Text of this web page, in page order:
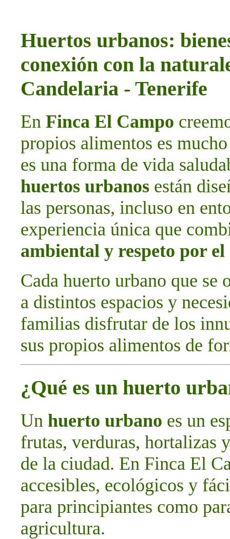
Huertos urbanos:
conexión con la
Candelaria - Tenerife
En Finca El Campo
propios alimentos es
es una forma de vida
huertos urbanos están
las personas, incluso en
experiencia única que
ambiental y respeto por
Cada huerto urbano que se
a distintos espacios y
familias disfrutar de los
sus propios alimentos de
¿Qué es un huerto
Un huerto urbano es un
frutas, verduras, hortalizas
de la ciudad. En Finca El
accesibles, ecológicos y
para principiantes como
agricultura.